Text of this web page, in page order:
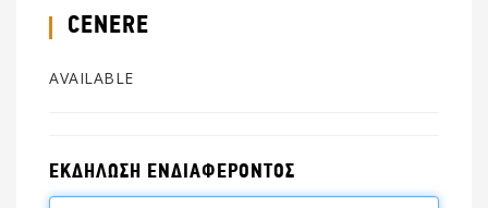
CENERE
AVAILABLE
ΕΚΔΗΛΩΣΗ ΕΝΔΙΑΦΕΡΟΝΤΟΣ